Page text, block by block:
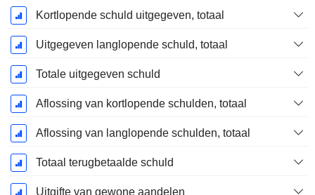
Kortlopende schuld uitgegeven, totaal
Uitgegeven langlopende schuld, totaal
Totale uitgegeven schuld
Aflossing van kortlopende schulden, totaal
Aflossing van langlopende schulden, totaal
Totaal terugbetaalde schuld
Uitgifte van gewone aandelen